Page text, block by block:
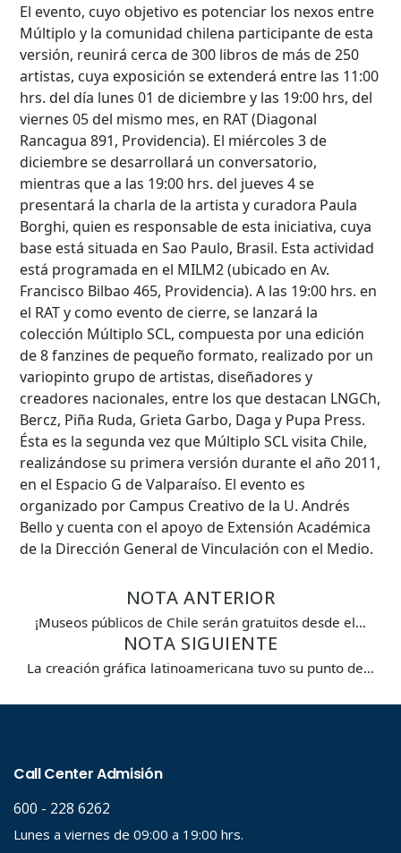
El evento, cuyo objetivo es potenciar los nexos entre
Múltiplo y la comunidad chilena participante de esta
versión, reunirá cerca de 300 libros de más de 250
artistas, cuya exposición se extenderá entre las 11:00
hrs. del día lunes 01 de diciembre y las 19:00 hrs, del
viernes 05 del mismo mes, en RAT (Diagonal
Rancagua 891, Providencia). El miércoles 3 de
diciembre se desarrollará un conversatorio,
mientras que a las 19:00 hrs. del jueves 4 se
presentará la charla de la artista y curadora Paula
Borghi, quien es responsable de esta iniciativa, cuya
base está situada en Sao Paulo, Brasil. Esta actividad
está programada en el MILM2 (ubicado en Av.
Francisco Bilbao 465, Providencia). A las 19:00 hrs. en
el RAT y como evento de cierre, se lanzará la
colección Múltiplo SCL, compuesta por una edición
de 8 fanzines de pequeño formato, realizado por un
variopinto grupo de artistas, diseñadores y
creadores nacionales, entre los que destacan LNGCh,
Bercz, Piña Ruda, Grieta Garbo, Daga y Pupa Press.
Ésta es la segunda vez que Múltiplo SCL visita Chile,
realizándose su primera versión durante el año 2011,
en el Espacio G de Valparaíso. El evento es
organizado por Campus Creativo de la U. Andrés
Bello y cuenta con el apoyo de Extensión Académica
de la Dirección General de Vinculación con el Medio.
NOTA ANTERIOR
¡Museos públicos de Chile serán gratuitos desde el…
NOTA SIGUIENTE
La creación gráfica latinoamericana tuvo su punto de…
Búsqueda Avanzada
Carrera
Palabra clave
Desde...